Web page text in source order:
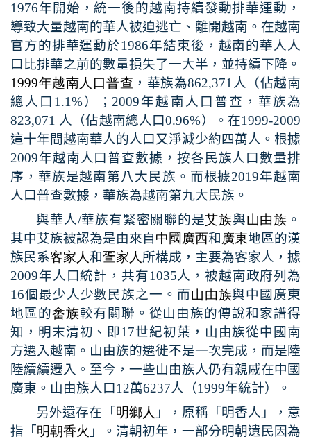
1976年開始，統一後的越南持續發動排華運動，
導致大量越南的華人被迫逃亡、離開越南。在越南
官方的排華運動於1986年結束後，越南的華人人
口比排華之前的數量損失了一大半，並持續下降。
1999年越南人口普查 ，華族為862,371 人（佔越南
總人口 1.1%）； 2009年越南人口普查，華族為
823,071 人（佔越南總人口0.96%）。在1999-2009
這十年間越南華人的人口又淨減少約四萬人。根據
2009年越南人口普查數據，按各民族人口數量排
序，華族是越南第八大民族。而根據2019年越南
人口普查數據，華族為越南第九大民族。
與華人/華族有緊密關聯的是艾族與山由族 。
其中艾族被認為是由來自中國 廣西和 廣東地區的漢
族民系客家人和疍家人 所構成，主要為客家人，據
2009年人口統計，共有1035人，被越南政府列為
16個最少人少數民族之一。而山由族與中國廣東
地區的畲族較有關聯。從山由族的傳說和家譜得
知，明末清初、即17世紀初葉，山由族從中國南
方遷入越南。山由族的遷徙不是一次完成，而是陸
陸續續遷入。至今，一些山由族人仍有親戚在中國
廣東。山由族人口 12萬6237人（1999年統計）。
另外還存在「 明鄉人 」，原稱「明香人」，意
指「 明朝香火 」。清朝初年，一部分明朝遺民因為